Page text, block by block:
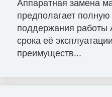
Аппаратная замена
предполагает
поддержания
срока её
преимуществ...